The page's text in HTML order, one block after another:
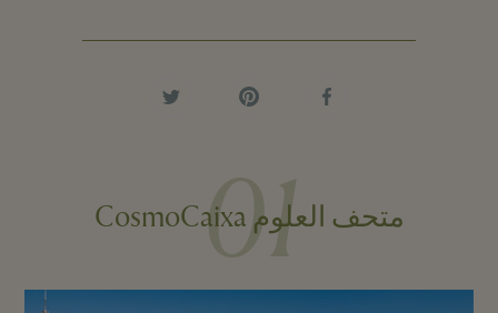
01متحف العلوم CosmoCaixa